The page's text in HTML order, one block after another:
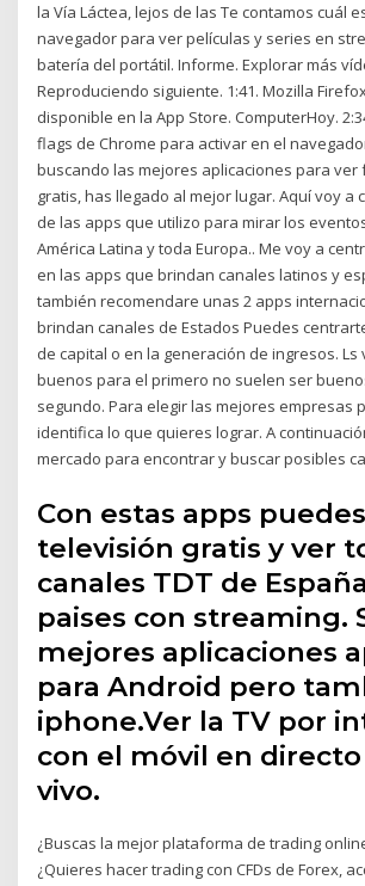
la Vía Láctea, lejos de las Te contamos cuál
navegador para ver películas y series en
batería del portátil. Informe. Explorar más
Reproduciendo siguiente. 1:41. Mozilla
disponible en la App Store. ComputerHoy.
flags de Chrome para activar en el
buscando las mejores aplicaciones para ver
gratis, has llegado al mejor lugar. Aquí voy a
de las apps que utilizo para mirar los
América Latina y toda Europa.. Me voy a
en las apps que brindan canales latinos y
también recomendare unas 2 apps
brindan canales de Estados Puedes
de capital o en la generación de ingresos.
buenos para el primero no suelen ser
segundo. Para elegir las mejores empresas
identifica lo que quieres lograr. A
mercado para encontrar y buscar posibles
Con estas apps
televisión gratis y ver
canales TDT de
paises con streaming.
mejores aplicaciones
para Android pero
iphone.Ver la TV por
con el móvil en directo
vivo.
¿Buscas la mejor plataforma de trading
¿Quieres hacer trading con CFDs de Forex,